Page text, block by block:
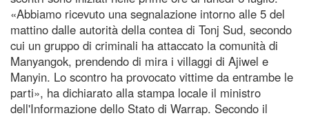
«Abbiamo ricevuto una segnalazione intorno alle 5 del
mattino dalle autorità della contea di Tonj Sud, secondo
cui un gruppo di criminali ha attaccato la comunità di
Manyangok, prendendo di mira i villaggi di Ajiwel e
Manyin. Lo scontro ha provocato vittime da entrambe le
parti», ha dichiarato alla stampa locale il ministro
dell'Informazione dello Stato di Warrap. Secondo il